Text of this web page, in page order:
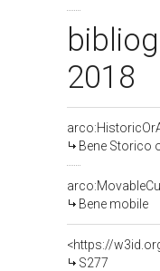
2018
Bene Storico
Bene mobile
<https://
S277